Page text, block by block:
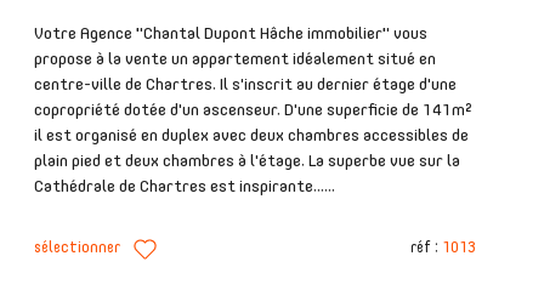
Votre Agence "Chantal Dupont Hâche immobilier" vous
propose à la vente un appartement idéalement situé en
centre-ville de Chartres. Il s'inscrit au dernier étage d'une
copropriété dotée d'un ascenseur. D'une superficie de 141m²
il est organisé en duplex avec deux chambres accessibles de
plain pied et deux chambres à l'étage. La superbe vue sur la
Cathédrale de Chartres est inspirante......
sélectionner réf : 1013